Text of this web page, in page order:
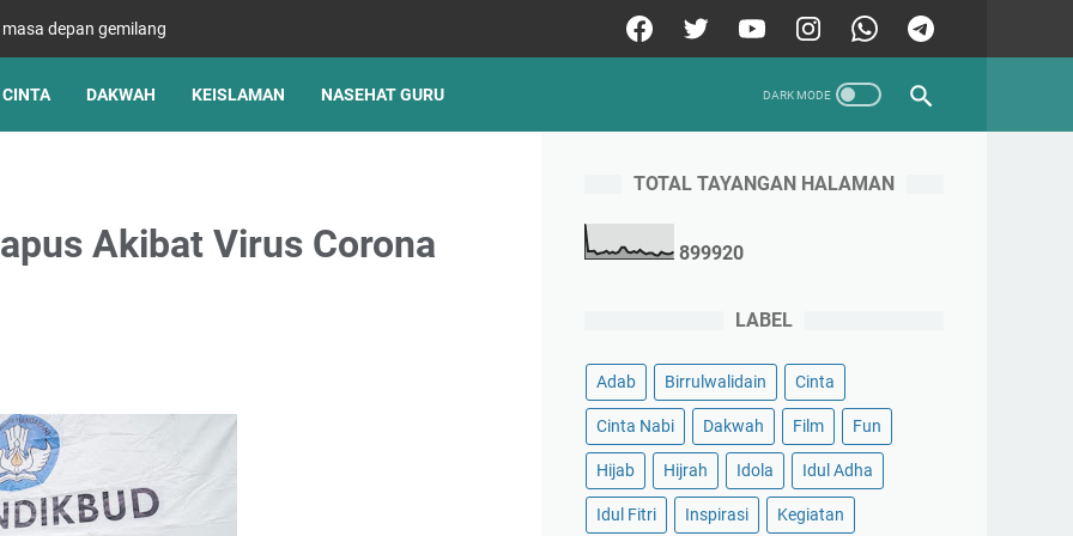
depan gemilang
CINTA DAKWAH KEISLAMAN NASEHAT GURU
Akibat Virus Corona
TOTAL TAYANGAN HALAMAN
899920
LABEL
Adab Birrulwalidain Cinta
Cinta Nabi Dakwah Film Fun
Hijab Hijrah Idola Idul Adha
Idul Fitri Inspirasi Kegiatan